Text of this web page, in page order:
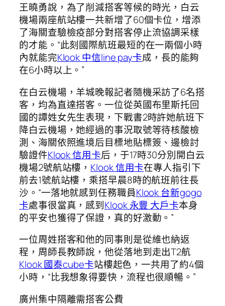
王曉勇說，為了削減搭客等候的時光，白云
機場兩座航站樓一共新增了60個卡位，增添
了海關查驗檢疫部分對搭客停止流協調采樣
的才能。“此刻國際航班最短的在一兩個小時
內就能完Klook 中信line pay卡成，長的能夠
在6小時以上。”
在白云機場，羊城晚報記者隨機采訪了6名搭
客，均為直達搭客。一位從英國布里斯托回
國的譚姓女先生表現，下戰書2時許她航班下
降白云機場，她經過的事況取號等待核酸檢
測、海關依照進境后目標地貼標簽、邊檢討
驗證件Klook 信用卡后，于17時30分別開白云
機場2號航站樓， Klook 信用卡在專人指引下
前去1號航站樓，乘搭早晨8時的航班前往長
沙。“一落地就感到任務職員Klook 台新gogo
卡處事很當真，感到Klook 永豐 大戶卡本身
的平安也獲得了保證，真的好激動。”
一位周姓搭客和他的同事則是從維也納返
程，周師長教師說，他從落地到走出T2航
Klook 國泰cube卡站樓起色，一共用了約4個
小時，“比我想象得要快，流程也很順暢。”
廣州集中隔離需搭客公費